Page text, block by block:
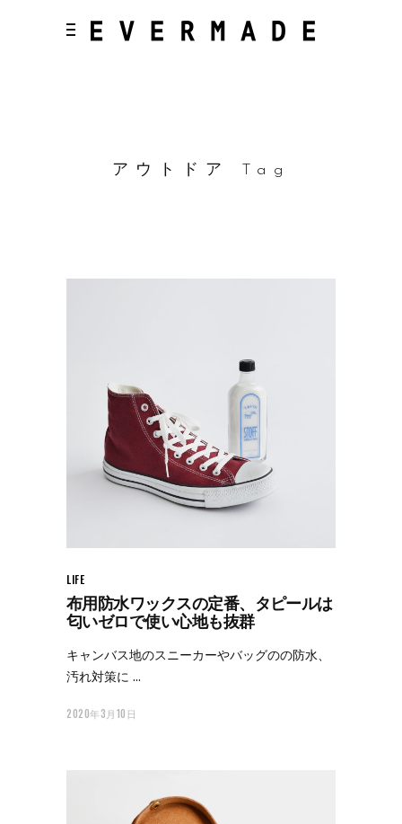
アウトドア Tag
LIFE
布用防水ワックスの定番、タピールは
匂いゼロで使い心地も抜群
キャンバス地のスニーカーやバッグのの防水、
汚れ対策に
2020年3月10日